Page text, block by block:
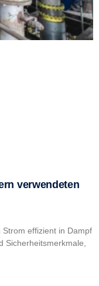
verwendeten
effizient in Dampf
Sicherheitsmerkmale,